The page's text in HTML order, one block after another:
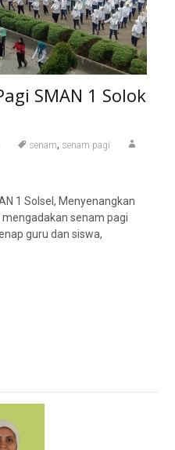
SMAN 1 Solok
senam, senam pagi
1 Solsel, Menyenangkan
mengadakan senam pagi
guru dan siswa,